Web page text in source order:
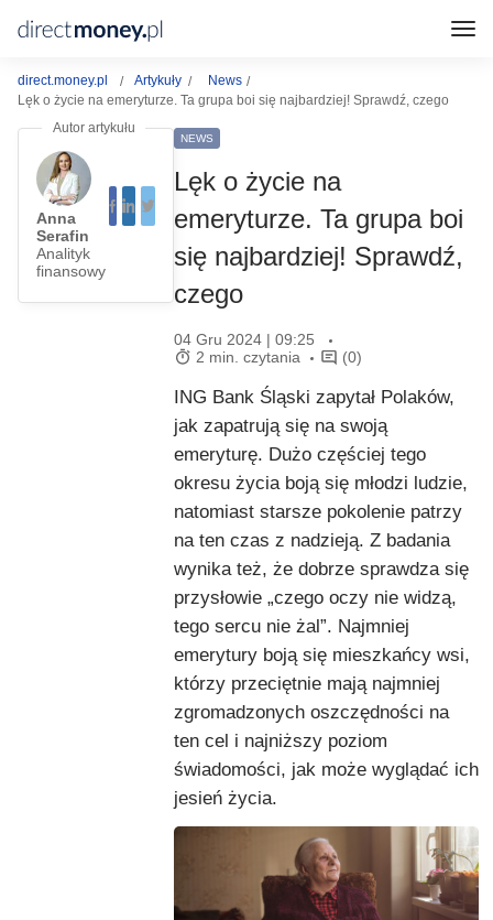
direct.money.pl Artykuły
News
Lęk o życie na emeryturze. Ta grupa boi się najbardziej! Sprawdź, czego
Anna
Serafin
Analityk
finansowy
NEWS
Lęk o życie na
emeryturze. Ta grupa boi
się najbardziej! Sprawdź,
czego
04 Gru 2024 | 09:25
2 min. czytania
(0)
ING Bank Śląski zapytał Polaków,
jak zapatrują się na swoją
emeryturę. Dużo częściej tego
okresu życia boją się młodzi ludzie,
natomiast starsze pokolenie patrzy
na ten czas z nadzieją. Z badania
wynika też, że dobrze sprawdza się
przysłowie „czego oczy nie widzą,
tego sercu nie żal”. Najmniej
emerytury boją się mieszkańcy wsi,
którzy przeciętnie mają najmniej
zgromadzonych oszczędności na
ten cel i najniższy poziom
świadomości, jak może wyglądać ich
jesień życia.